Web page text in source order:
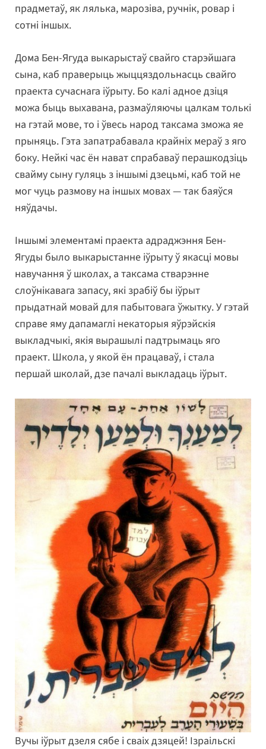
прадметаў, як лялька, марозіва, ручнік, ровар і
сотні іншых.
Дома Бен-Ягуда выкарыстаў свайго старэйшага
сына, каб праверыць жыццяздольнасць свайго
праекта сучаснага іўрыту. Бо калі адное дзіця
можа быць выхавана, размаўляючы цалкам толькі
на гэтай мове, то і ўвесь народ таксама зможа яе
прыняць. Гэта запатрабавала крайніх мераў з яго
боку. Нейкі час ён нават спрабаваў перашкодзіць
свайму сыну гуляць з іншымі дзецьмі, каб той не
мог чуць размову на іншых мовах — так баяўся
няўдачы.
Іншымі элементамі праекта адраджэння Бен-
Ягуды было выкарыстанне іўрыту ў якасці мовы
навучання ў школах, а таксама стварэнне
слоўнікавага запасу, які зрабіў бы іўрыт
прыдатнай мовай для пабытовага ўжытку. У гэтай
справе яму дапамаглі некаторыя яўрэйскія
выкладчыкі, якія вырашылі падтрымаць яго
праект. Школа, у якой ён працаваў, і стала
першай школай, дзе пачалі выкладаць іўрыт.
Вучы іўрыт дзеля сябе і сваіх дзяцей! Ізраільскі